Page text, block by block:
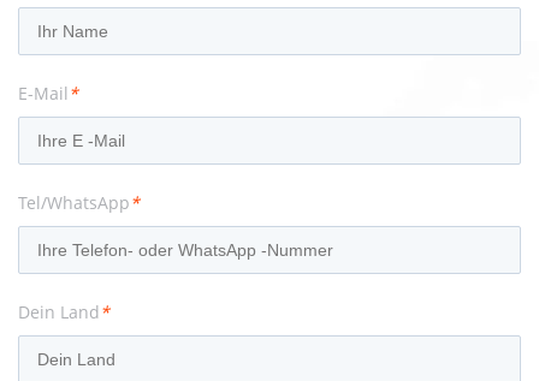
E-Mail*
Tel/WhatsApp*
Dein Land*